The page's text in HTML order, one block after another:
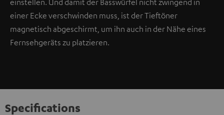
einstellen. Und damit der Basswürfel nicht zwingend in
einer Ecke verschwinden muss, ist der Tieftöner
magnetisch abgeschirmt, um ihn auch in der Nähe eines
Fernsehgeräts zu platzieren.
Specifications